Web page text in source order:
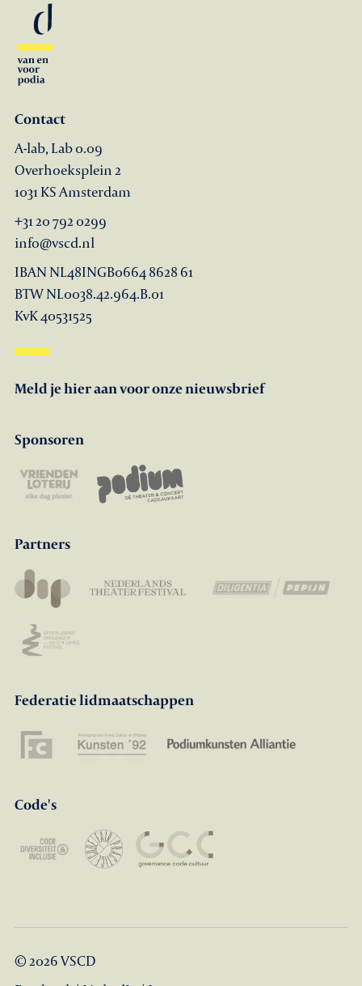
Contact
A-lab, Lab 0.09
Overhoeksplein 2
1031 KS Amsterdam
+31 20 792 0299
info@vscd.nl
IBAN NL48INGB0664 8628 61
BTW NL0038.42.964.B.01
KvK 40531525
Meld je hier aan voor onze nieuwsbrief
Sponsoren
Partners
Federatie lidmaatschappen
Code's
© 2026 VSCD